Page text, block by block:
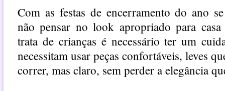
Com as festas de encerramento do ano
não pensar no look apropriado para
trata de crianças é necessário ter um
necessitam usar peças confortáveis, leves
correr, mas claro, sem perder a elegância